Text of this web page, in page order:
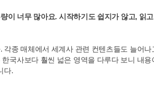
이 너무 많아요. 시작하기도 쉽지가 않고, 읽
종 매체에서 세계사 관련 컨텐츠들도 늘어
국사보다 훨씬 넓은 영역을 다루다 보니 내
다.